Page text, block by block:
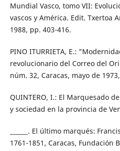
Mundial Vasco, tomo VII:
vascos y América. Edit. Txertoa
1988, pp. 403-416.
PINO ITURRIETA, E.:
revolucionario del Correo del
núm. 32, Caracas, mayo de
QUINTERO, I.: El Marquesado
y sociedad en la provincia de
______. El último marqués:
1761-1851, Caracas, Fundación